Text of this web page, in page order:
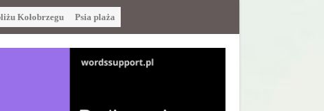
Kołobrzegu Psia plaża